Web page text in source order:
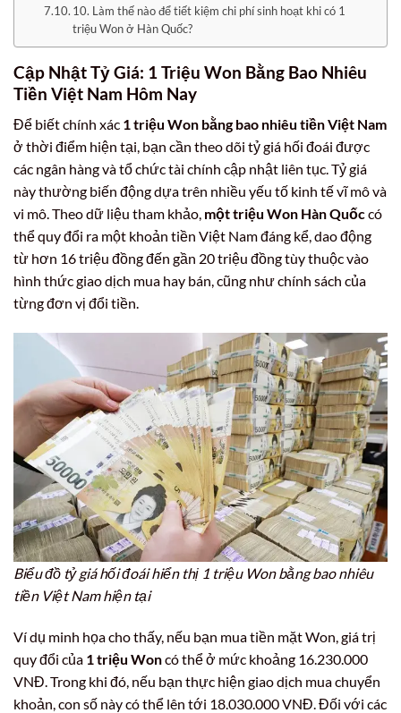
10. Làm thế nào để tiết kiệm chi phí sinh hoạt khi có 1
triệu Won ở Hàn Quốc?
Cập Nhật Tỷ Giá: 1 Triệu Won Bằng Bao Nhiêu
Tiền Việt Nam Hôm Nay
Để biết chính xác 1 triệu Won bằng bao nhiêu tiền Việt Nam
ở thời điểm hiện tại, bạn cần theo dõi tỷ giá hối đoái được
các ngân hàng và tổ chức tài chính cập nhật liên tục. Tỷ giá
này thường biến động dựa trên nhiều yếu tố kinh tế vĩ mô và
vi mô. Theo dữ liệu tham khảo, một triệu Won Hàn Quốccó
thể quy đổi ra một khoản tiền Việt Nam đáng kể, dao động
từ hơn 16 triệu đồng đến gần 20 triệu đồng tùy thuộc vào
hình thức giao dịch mua hay bán, cũng như chính sách của
từng đơn vị đổi tiền.
Biểu đồ tỷ giá hối đoái hiển thị 1 triệu Won bằng bao nhiêu
tiền Việt Nam hiện tại
Ví dụ minh họa cho thấy, nếu bạn mua tiền mặt Won, giá trị
quy đổi của 1 triệu Woncó thể ở mức khoảng 16.230.000
VNĐ. Trong khi đó, nếu bạn thực hiện giao dịch mua chuyển
khoản, con số này có thể lên tới 18.030.000 VNĐ. Đối với các